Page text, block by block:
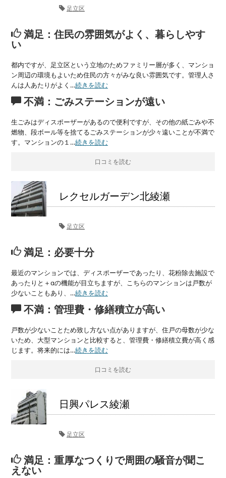
足立区
満足：住民の雰囲気がよく、暮らしやす
い
都内ですが、足立区という立地のためファミリー層が多く、マンショ
ン周辺の環境もよいため住民の方々がみな良い雰囲気です。管理人さ
んは人あたりがよく…続きを読む
不満：ごみステーションが遠い
生ごみはディスポーザーがあるので便利ですが、その他の紙ごみや不
燃物、段ボール等を捨てるごみステーションが少々遠いことが不満で
す。マンションの１…続きを読む
口コミを読む
レクセルガーデン北綾瀬
足立区
満足：必要十分
最近のマンションでは、ディスポーザーであったり、花粉除去施設で
あったりと＋αの機能が目立ちますが、こちらのマンションは戸数が
少ないこともあり、…続きを読む
不満：管理費・修繕積立が高い
戸数が少ないことため致し方ない点がありますが、住戸の母数が少な
いため、大型マンションと比較すると、管理費・修繕積立費が高く感
じます。将来的には…続きを読む
口コミを読む
日興パレス綾瀬
足立区
満足：重厚なつくりで周囲の騒音が聞こ
えない